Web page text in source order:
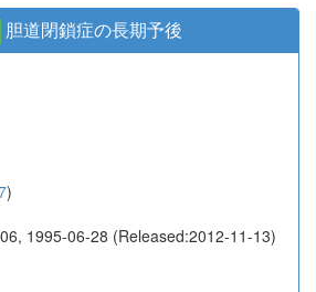
胆道閉鎖症の長期予後
)
1995-06-28 (Released:2012-11-13)